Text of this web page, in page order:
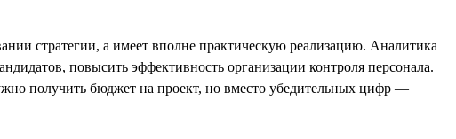
стратегии, а имеет вполне практическую реализацию. Аналитика
повысить эффективность организации контроля персонала.
получить бюджет на проект, но вместо убедительных цифр —